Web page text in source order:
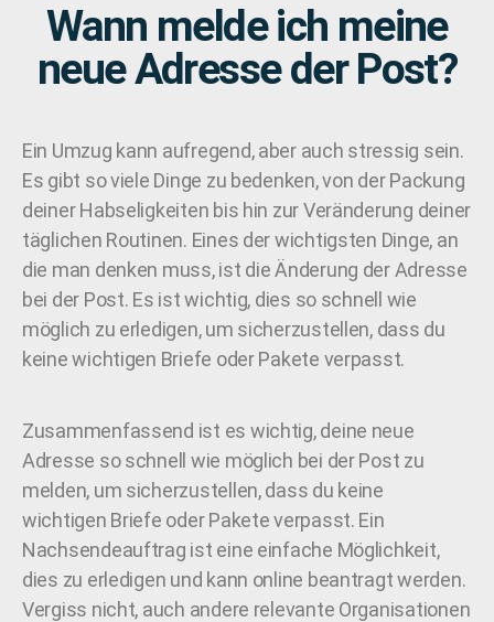
Wann melde ich meine
neue Adresse der Post?
Ein Umzug kann aufregend, aber auch stressig sein.
Es gibt so viele Dinge zu bedenken, von der Packung
deiner Habseligkeiten bis hin zur Veränderung deiner
täglichen Routinen. Eines der wichtigsten Dinge, an
die man denken muss, ist die Änderung der Adresse
bei der Post. Es ist wichtig, dies so schnell wie
möglich zu erledigen, um sicherzustellen, dass du
keine wichtigen Briefe oder Pakete verpasst.
Zusammenfassend ist es wichtig, deine neue
Adresse so schnell wie möglich bei der Post zu
melden, um sicherzustellen, dass du keine
wichtigen Briefe oder Pakete verpasst. Ein
Nachsendeauftrag ist eine einfache Möglichkeit,
dies zu erledigen und kann online beantragt werden.
Vergiss nicht, auch andere relevante Organisationen